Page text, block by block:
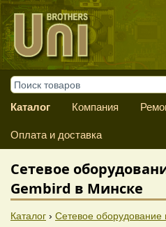
Каталог Компания
Оплата и доставка
Сетевое
Gembird в Минске
Каталог › Сетевое оборудование